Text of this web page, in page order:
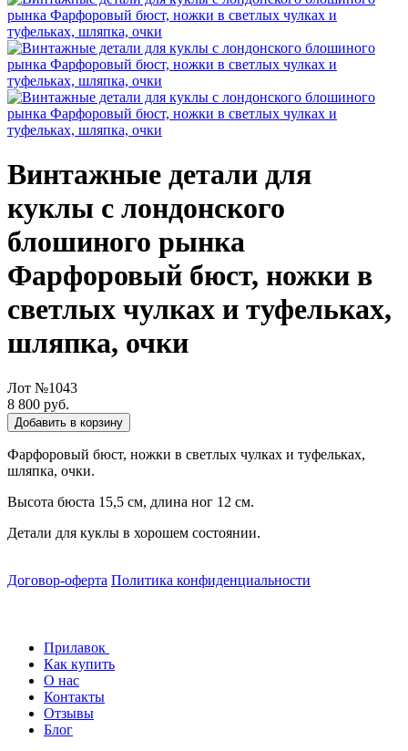
Винтажные детали для
куклы с лондонского
блошиного рынка
Фарфоровый бюст, ножки в
светлых чулках и туфельках,
шляпка, очки
Лот №1043
8 800 руб.
Добавить в корзину
Фарфоровый бюст, ножки в светлых чулках и туфельках,
шляпка, очки.
Высота бюста 15,5 см, длина ног 12 см.
Детали для куклы в хорошем состоянии.
Договор-оферта Политика конфиденциальности
Прилавок
Как купить
О нас
Контакты
Отзывы
Блог